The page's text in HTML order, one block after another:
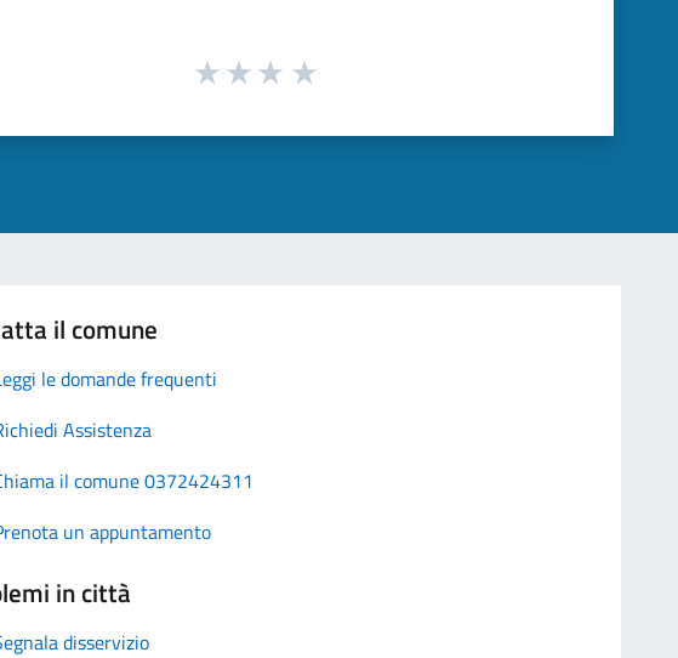
il comune
le domande frequenti
Assistenza
il comune 0372424311
un appuntamento
in città
disservizio